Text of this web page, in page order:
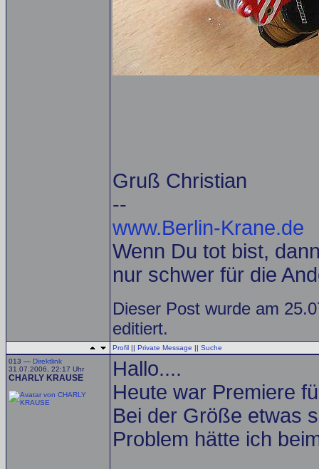
Gruß Christian
--
www.Berlin-Krane.de
Wenn Du tot bist,
nur schwer für die
Dieser Post wurde am
editiert.
Profil || Private Message || Suche
013 — Direktlink
31.07.2006, 22:17 Uhr
CHARLY KRAUSE
Hallo....
Heute war Premiere
Bei der Größe etwas
Problem hätte ich